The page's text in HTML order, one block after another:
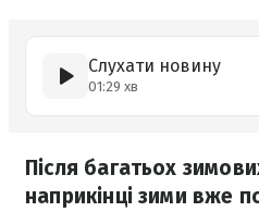
Слухати новину
01:29 хв
Після багатьох
наприкінці зими вже